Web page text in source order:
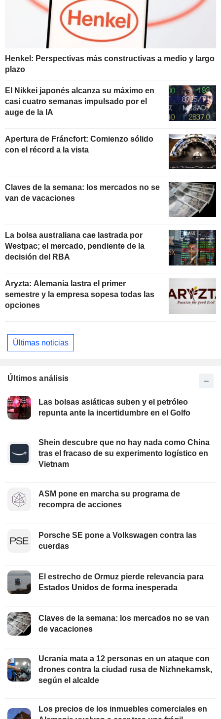
Henkel: Perspectivas más constructivas a medio y largo
plazo
El Nikkei japonés alcanza su máximo en
casi cuatro semanas impulsado por el
auge de la IA
Apertura de Fráncfort: Comienzo sólido
con el récord a la vista
Claves de la semana: los mercados no se
van de vacaciones
La bolsa australiana cae lastrada por
Westpac; el mercado, pendiente de la
decisión del RBA
Aryzta: Alemania lastra el primer
semestre y la empresa sopesa todas las
opciones
Últimas noticias
Últimos análisis
Las bolsas asiáticas suben y el petróleo
repunta ante la incertidumbre en el Golfo
Shein descubre que no hay nada como China
tras el fracaso de su experimento logístico en
Vietnam
ASM pone en marcha su programa de
recompra de acciones
Porsche SE pone a Volkswagen contra las
cuerdas
El estrecho de Ormuz pierde relevancia para
Estados Unidos de forma inesperada
Claves de la semana: los mercados no se van
de vacaciones
Ucrania mata a 12 personas en un ataque con
drones contra la ciudad rusa de Nizhnekamsk,
según el alcalde
Los precios de los inmuebles comerciales en